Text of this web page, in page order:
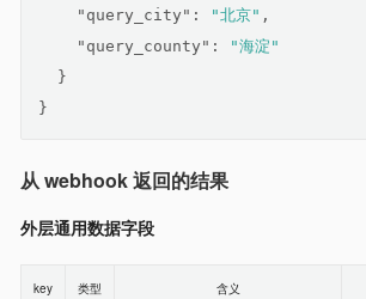
"query_city" : "北京" ,
"query_county" :
"海淀"
  }
}
从 webhook 返回的结果
外层通用数据字段
key 类型 含义